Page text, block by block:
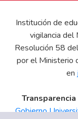
Institución de
vigilancia del
Resolución 58
por el Ministerio
en
Gobierno